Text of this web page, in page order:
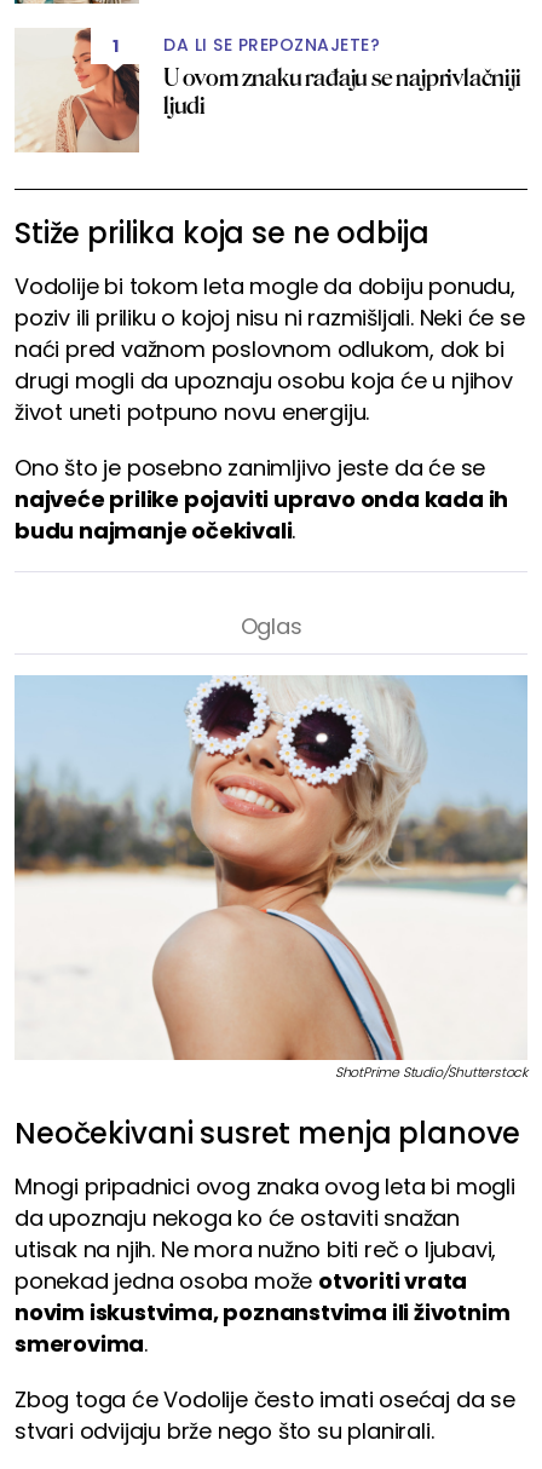
1 DA LI SE PREPOZNAJETE?
U ovom znaku rađaju se najprivlačniji
ljudi
Stiže prilika koja se ne odbija
Vodolije bi tokom leta mogle da dobiju ponudu,
poziv ili priliku o kojoj nisu ni razmišljali. Neki će se
naći pred važnom poslovnom odlukom, dok bi
drugi mogli da upoznaju osobu koja će u njihov
život uneti potpuno novu energiju.
Ono što je posebno zanimljivo jeste da će se
najveće prilike pojaviti upravo onda kada ih
budu najmanje očekivali.
ShotPrime Studio/Shutterstock
Neočekivani susret menja planove
Mnogi pripadnici ovog znaka ovog leta bi mogli
da upoznaju nekoga ko će ostaviti snažan
utisak na njih. Ne mora nužno biti reč o ljubavi,
ponekad jedna osoba može otvoriti vrata
novim iskustvima, poznanstvima ili životnim
smerovima.
Zbog toga će Vodolije često imati osećaj da se
stvari odvijaju brže nego što su planirali.